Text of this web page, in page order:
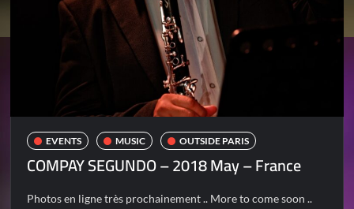
EVENTS MUSIC OUTSIDE PARIS
COMPAY SEGUNDO – 2018 May – France
Photos en ligne très prochainement .. More to come soon ..